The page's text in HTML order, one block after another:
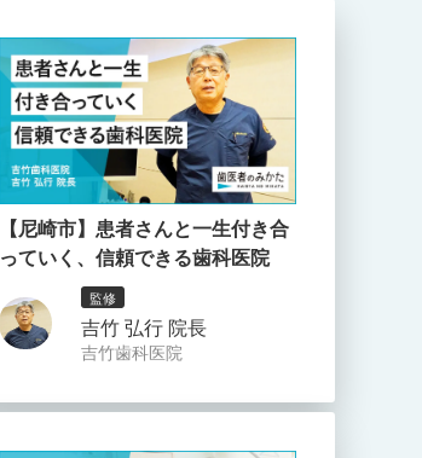
【尼崎市】患者さんと一生付き合
っていく、信頼できる歯科医院
監修
吉竹 弘行 院長
吉竹歯科医院